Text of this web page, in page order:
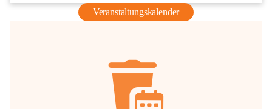
Veranstaltungskalender